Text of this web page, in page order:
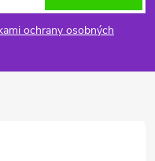
ochrany osobných